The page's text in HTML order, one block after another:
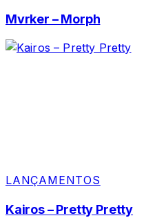
Mvrker – Morph
LANÇAMENTOS
Kairos – Pretty Pretty